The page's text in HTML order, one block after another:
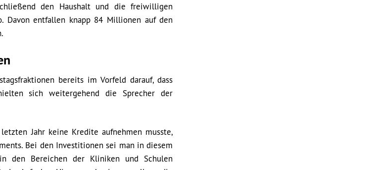
den Haushalt und die freiwilligen
Davon entfallen knapp 84 Millionen auf den
bereits im Vorfeld darauf, dass
sich weitergehend die Sprecher der
Jahr keine Kredite aufnehmen musste,
Bei den Investitionen sei man in diesem
den Bereichen der Kliniken und Schulen